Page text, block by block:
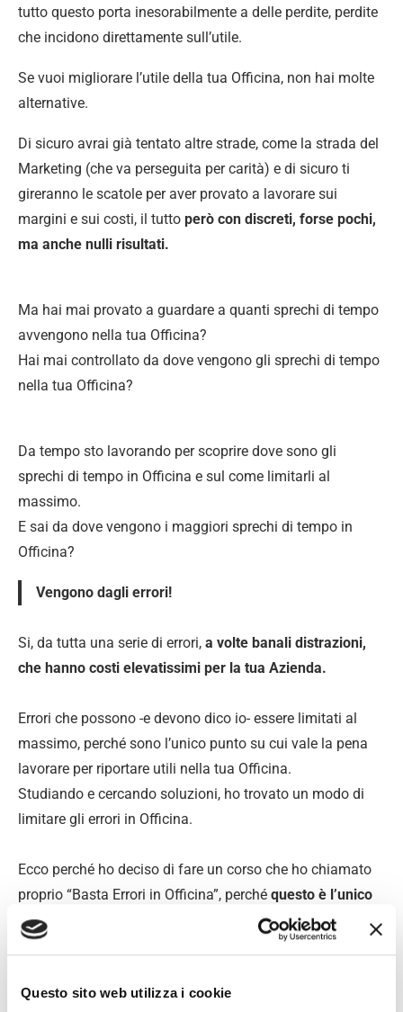
Questo sito web utilizza i cookie
tutto questo porta inesorabilmente a delle perdite, perdite
che incidono direttamente sull’utile.
Se vuoi migliorare l’utile della tua Officina, non hai molte
alternative.
Di sicuro avrai già tentato altre strade, come la strada del
Marketing (che va perseguita per carità) e di sicuro ti
gireranno le scatole per aver provato a lavorare sui
margini e sui costi, il tutto però con discreti, forse pochi,
ma anche nulli risultati.
Ma hai mai provato a guardare a quanti sprechi di tempo
avvengono nella tua Officina?
Hai mai controllato da dove vengono gli sprechi di tempo
nella tua Officina?
Da tempo sto lavorando per scoprire dove sono gli
sprechi di tempo in Officina e sul come limitarli al
massimo.
E sai da dove vengono i maggiori sprechi di tempo in
Officina?
Vengono dagli errori!
Si, da tutta una serie di errori, a volte banali distrazioni,
che hanno costi elevatissimi per la tua Azienda.
Errori che possono -e devono dico io- essere limitati al
massimo, perché sono l’unico punto su cui vale la pena
lavorare per riportare utili nella tua Officina.
Studiando e cercando soluzioni, ho trovato un modo di
limitare gli errori in Officina.
Ecco perché ho deciso di fare un corso che ho chiamato
proprio “Basta Errori in Officina”, perché questo è l’unico
punto che può migliorare in maniera consistente il tuo
utile.
Riduci gli errori in Officina